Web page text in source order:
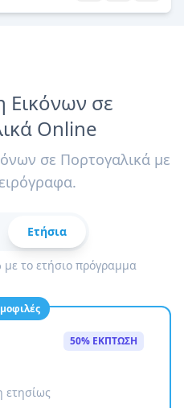
σε
Online
σε Πορτογαλικά με
Ετήσια
με το ετήσιο πρόγραμμα
50% ΕΚΠΤΩΣΗ